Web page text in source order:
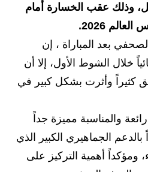
الاخبار الاقتصادية
الاخبار الرياضية
المدارس
نتائج الامتحانات
المرحلة الابتدائية
وذلك عقب الخسارة أمام
2026.
بعد المباراة ، إن
خلال الشوط الأول، إلا أن
كثيراً وأثرت بشكل كبير في
والمناسبة مميزة جداً
الجماهيري الكبير الذي
ومؤكداً أهمية التركيز على